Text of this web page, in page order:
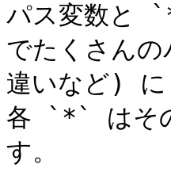
パス変数と
でたくさん
違いなど) に
各 `*` はその
す。